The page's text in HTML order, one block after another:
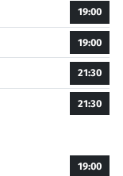
19:00
19:00
21:30
21:30
19:00